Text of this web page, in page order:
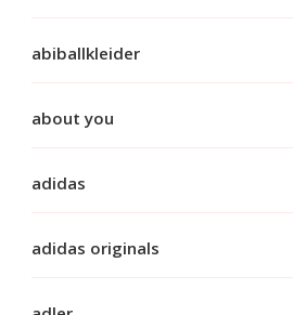
abiballkleider
about you
adidas
adidas originals